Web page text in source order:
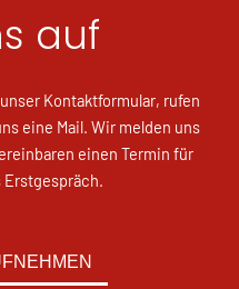
auf
Kontaktformular, rufen
eine Mail. Wir melden uns
einen Termin für